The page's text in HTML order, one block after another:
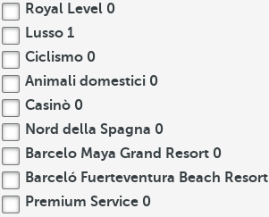
Royal Level 0
Lusso 1
Ciclismo 0
Animali domestici 0
Casinò 0
Nord della Spagna 0
Barcelo Maya Grand Resort 0
Barceló Fuerteventura Beach Resort
Premium Service 0